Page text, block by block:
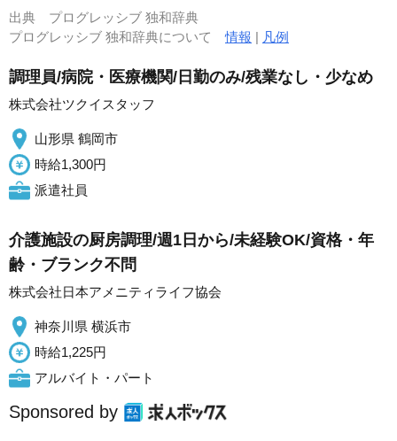
出典 プログレッシブ 独和辞典
プログレッシブ 独和辞典について情報 | 凡例
調理員/病院・医療機関/日勤のみ/残業なし・少なめ
株式会社ツクイスタッフ
山形県 鶴岡市
時給1,300円
派遣社員
介護施設の厨房調理/週1日から/未経験OK/資格・年
齢・ブランク不問
株式会社日本アメニティライフ協会
神奈川県 横浜市
時給1,225円
アルバイト・パート
Sponsored by